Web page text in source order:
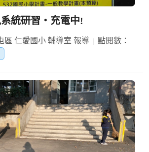
統研習‧充電中!
區 仁愛國小 輔導室 報導
點閱數：